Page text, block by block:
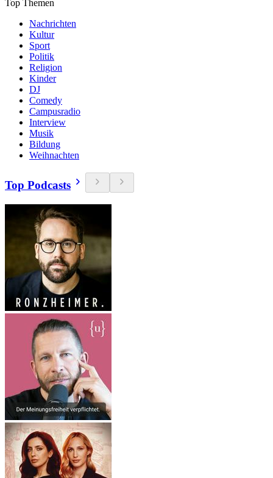
Top Themen
Nachrichten
Kultur
Sport
Politik
Religion
Kinder
DJ
Comedy
Campusradio
Interview
Musik
Bildung
Weihnachten
Top Podcasts